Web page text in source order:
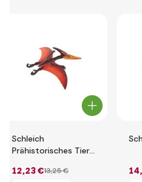
Schleich
Prähistorisches Tier
12,23 €13,25 €
14